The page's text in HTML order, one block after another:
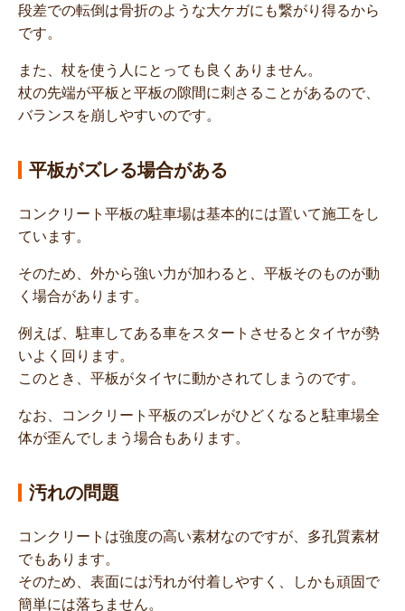
段差での転倒は骨折のような大ケガにも繋がり得るから
です。
また、杖を使う人にとっても良くありません。
杖の先端が平板と平板の隙間に刺さることがあるので、
バランスを崩しやすいのです。
平板がズレる場合がある
コンクリート平板の駐車場は基本的には置いて施工をし
ています。
そのため、外から強い力が加わると、平板そのものが動
く場合があります。
例えば、駐車してある車をスタートさせるとタイヤが勢
いよく回ります。
このとき、平板がタイヤに動かされてしまうのです。
なお、コンクリート平板のズレがひどくなると駐車場全
体が歪んでしまう場合もあります。
汚れの問題
コンクリートは強度の高い素材なのですが、多孔質素材
でもあります。
そのため、表面には汚れが付着しやすく、しかも頑固で
簡単には落ちません。